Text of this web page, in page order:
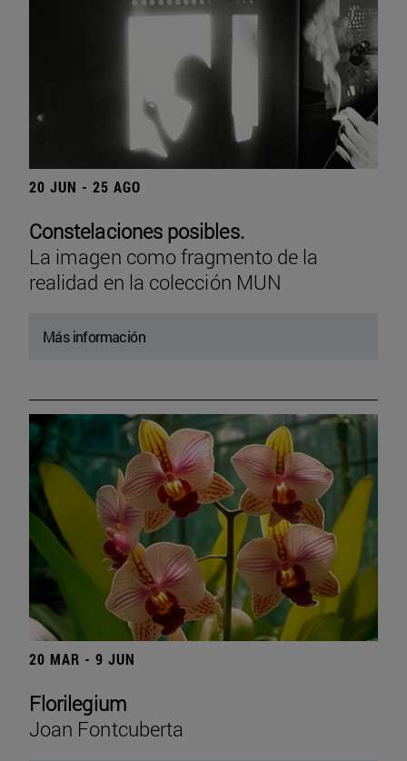
20 JUN - 25 AGO
Constelaciones posibles.
La imagen como fragmento de la
realidad en la colección MUN
Más información
20 MAR - 9 JUN
Florilegium
Joan Fontcuberta